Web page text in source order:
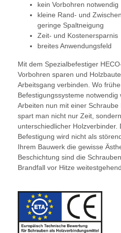
kein Vorbohren notwendig
kleine Rand- und
geringe Spaltneigung
Zeit- und Kostenersparnis
breites Anwendungsfeld
Mit dem Spezialbefestiger
Vorbohren sparen und
Arbeitsgang verbinden. Wo
Befestigungssysteme notwendig
Arbeiten nun mit einer
spart man nicht nur Zeit,
unterschiedlicher Holzverbinder.
Befestigung wird nicht als
Ihrem Bauwerk die gewisse
Beschichtung sind die
Brandfall vor Hitze